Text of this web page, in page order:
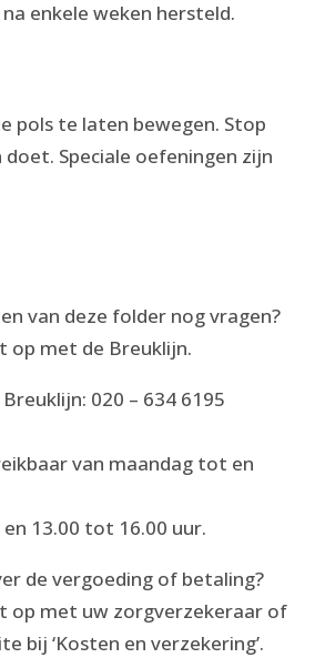
enkele weken hersteld.
pols te laten bewegen. Stop
Speciale oefeningen zijn
van deze folder nog vragen?
op met de Breuklijn.
020 – 634 6195
van maandag tot en
13.00 tot 16.00 uur.
de vergoeding of betaling?
op met uw zorgverzekeraar of
bij ‘Kosten en verzekering’.